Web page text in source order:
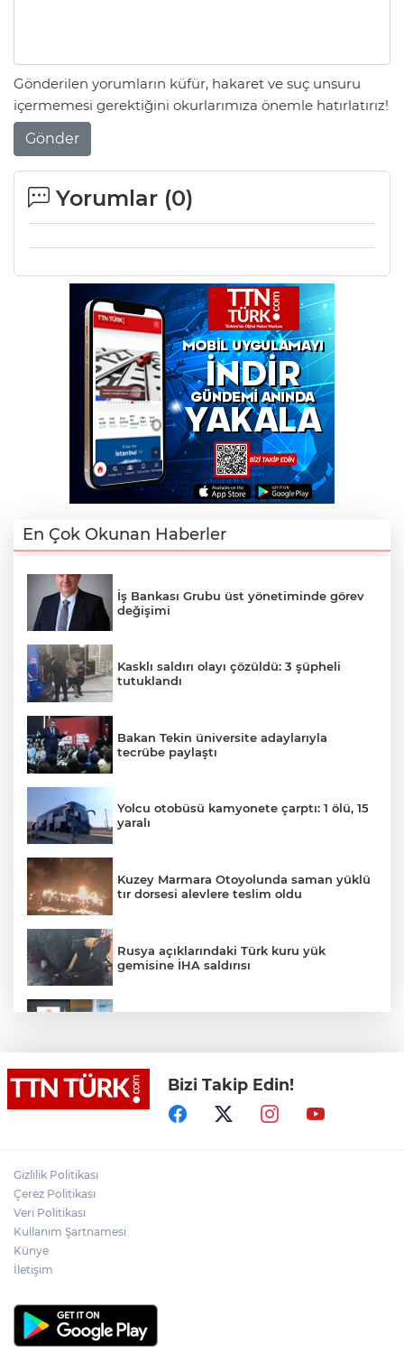
Gönderilen yorumların küfür, hakaret ve suç unsuru
içermemesi gerektiğini okurlarımıza önemle hatırlatırız!
Gönder
Yorumlar (0)
En Çok Okunan Haberler
İş Bankası Grubu üst yönetiminde görev
değişimi
Kasklı saldırı olayı çözüldü: 3 şüpheli
tutuklandı
Bakan Tekin üniversite adaylarıyla
tecrübe paylaştı
Yolcu otobüsü kamyonete çarptı: 1 ölü, 15
yaralı
Kuzey Marmara Otoyolunda saman yüklü
tır dorsesi alevlere teslim oldu
Rusya açıklarındaki Türk kuru yük
gemisine İHA saldırısı
Lukaku Fener’e mi, Beşiktaş’a mı geliyor?
Rojin Kabaiş, Hiranur Nilgün Aygar ve
Kıvanç Uman’ın ailelerini hedef alam
Bizi Takip Edin!
Gizlilik Politikası
Çerez Politikası
Veri Politikası
Kullanım Şartnamesi
Künye
İletişim